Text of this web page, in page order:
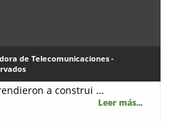
Digital, el cual tuvo lugar
2024, en las instalaciones
a construi ...
Leer más...
de Telecomunicaciones -